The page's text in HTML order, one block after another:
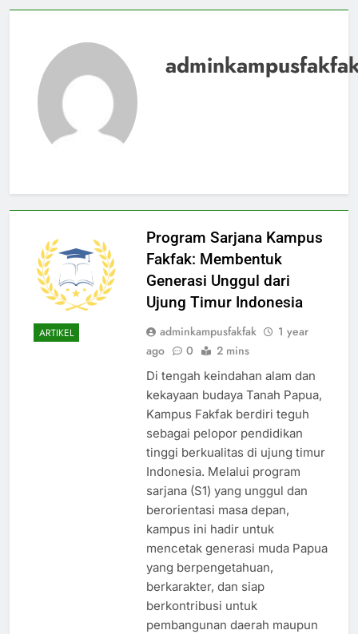
ARTIKEL
Program Sarjana Kampus
Fakfak: Membentuk
Generasi Unggul dari
Ujung Timur Indonesia
adminkampusfakfak
1 year
ago
0 2 mins
Di tengah keindahan alam dan
kekayaan budaya Tanah Papua,
Kampus Fakfak berdiri teguh
sebagai pelopor pendidikan
tinggi berkualitas di ujung timur
Indonesia. Melalui program
sarjana (S1) yang unggul dan
berorientasi masa depan,
kampus ini hadir untuk
mencetak generasi muda Papua
yang berpengetahuan,
berkarakter, dan siap
berkontribusi untuk
pembangunan daerah maupun